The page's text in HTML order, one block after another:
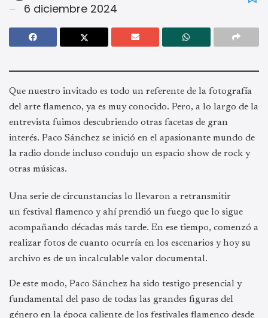
6 diciembre 2024
Que nuestro invitado es todo un referente de la fotografía
del arte flamenco, ya es muy conocido. Pero, a lo largo de la
entrevista fuimos descubriendo otras facetas de gran
interés. Paco Sánchez se inició en el apasionante mundo de
la radio donde incluso condujo un espacio show de rock y
otras músicas.
Una serie de circunstancias lo llevaron a retransmitir
un festival flamenco y ahí prendió un fuego que lo sigue
acompañando décadas más tarde. En ese tiempo, comenzó a
realizar fotos de cuanto ocurría en los escenarios y hoy su
archivo es de un incalculable valor documental.
De este modo, Paco Sánchez ha sido testigo presencial y
fundamental del paso de todas las grandes figuras del
género en la época caliente de los festivales flamenco desde